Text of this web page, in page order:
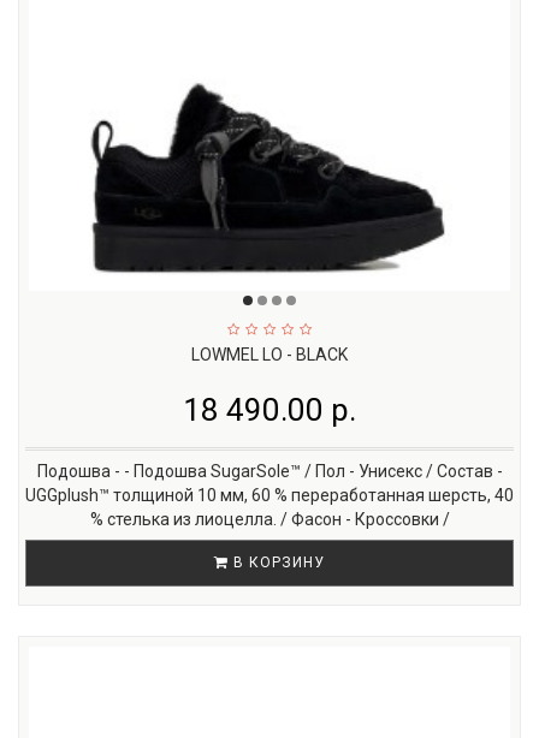
LOWMEL LO - BLACK
18 490.00 р.
Подошва - - Подошва SugarSole™ / Пол - Унисекс / Состав -
UGGplush™ толщиной 10 мм, 60 % переработанная шерсть, 40
% стелька из лиоцелла. / Фасон - Кроссовки /
В КОРЗИНУ